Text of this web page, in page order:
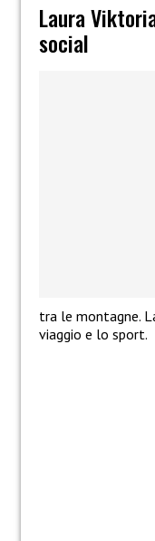
Laura
social
tra le montagne.
viaggio e lo sport.